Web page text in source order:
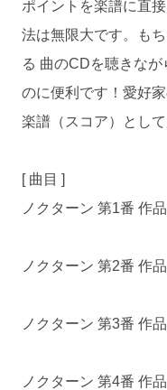
ポイントを楽譜に直
法は無限大です。も
る 曲のCDを聴きな
のに便利です！愛好
楽譜（スコア）とし
[ 曲目 ]
ノクターン 第1番 作
ノクターン 第2番 作
ノクターン 第3番 作
ノクターン 第4番 作